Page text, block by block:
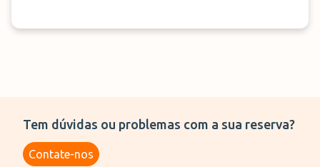
Tem dúvidas ou problemas com a sua reserva?
Contate-nos